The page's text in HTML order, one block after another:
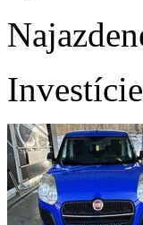
Investície